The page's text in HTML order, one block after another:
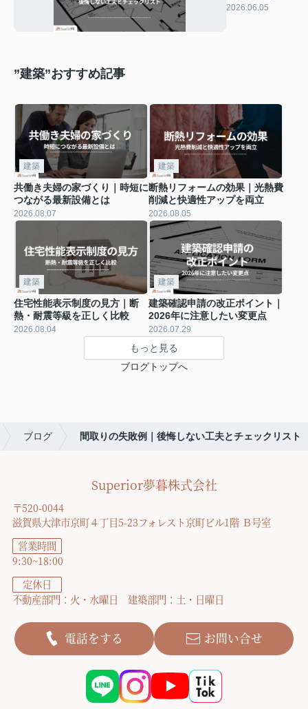
夫とチェックリ
2026.06.05
”建築”おすすめ記事
建築
共働き夫婦の家づくり｜時短に
つながる最新設備とは
2026.08.07
建築
断熱リフォームの効果｜光熱費
削減と快適性アップを両立
2026.08.05
建築
住宅性能表示制度の見方｜断
熱・耐震等級を正しく比較
2026.08.04
建築
建築確認申請の改正ポイント｜
2026年に注意したい変更点
2026.07.29
もっと見る
ブログトップへ
ブログ 間取りの失敗例｜後悔しない工夫とチェックリスト
Superior夢暮株式会社
〒520-0044
滋賀県大津市京町４丁目5-23フォレスト京町ビル1階 Ｂ号室
営業時間
9:30~18:00
定休日
不動産部門：火・水曜日 建築部門：土・日曜日
電話をする お問い合せ